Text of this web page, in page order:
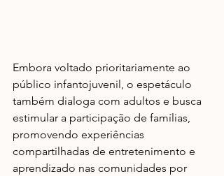
Embora voltado prioritariamente ao
público infantojuvenil, o espetáculo
também dialoga com adultos e busca
estimular a participação de famílias,
promovendo experiências
compartilhadas de entretenimento e
aprendizado nas comunidades por